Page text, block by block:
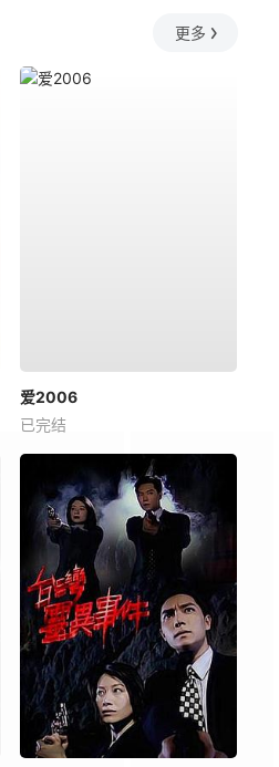
更多
爱2006
已完结